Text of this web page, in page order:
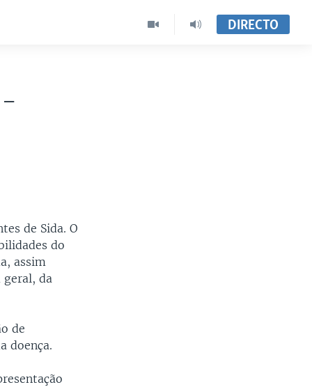
DIRECTO
de Sida. O
do
assim
geral, da
de
doença.